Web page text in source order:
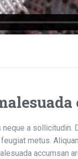
a
metus.
accumsan